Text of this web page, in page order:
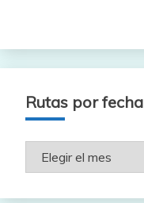
Rutas por fecha
Rutas